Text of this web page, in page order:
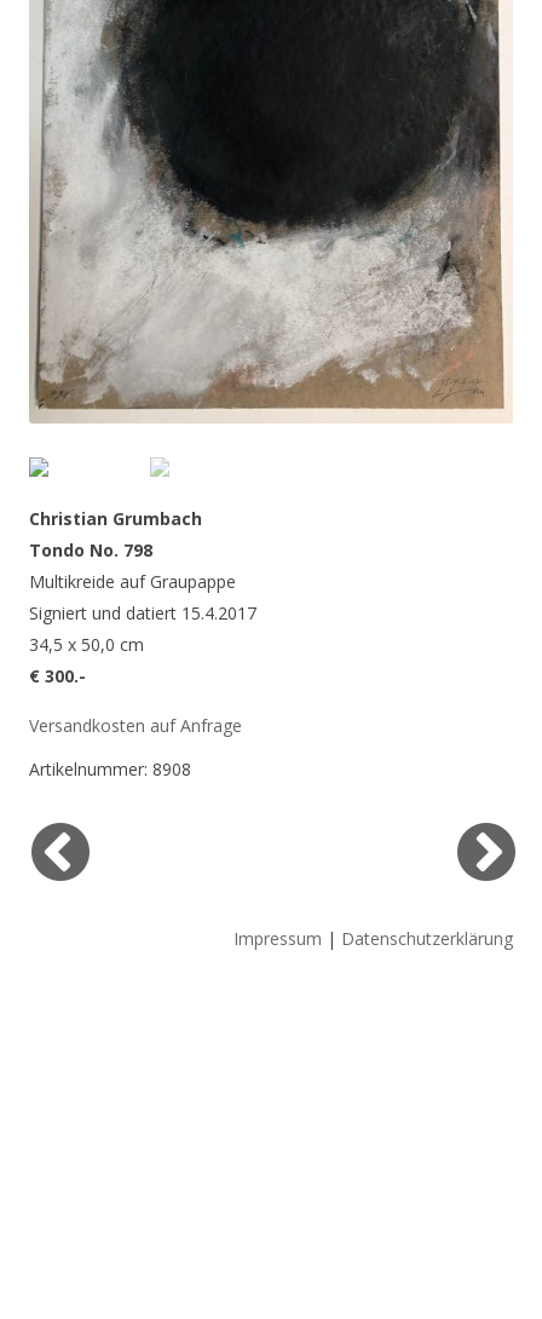
Christian Grumbach
Tondo No. 798
Multikreide auf Graupappe
Signiert und datiert 15.4.2017
34,5 x 50,0 cm
€ 300.-
Versandkosten auf Anfrage
Artikelnummer: 8908
Impressum | Datenschutzerklärung